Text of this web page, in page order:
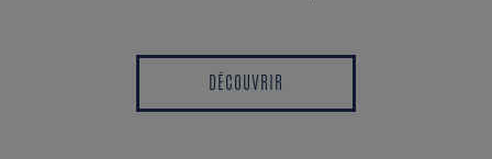
DÉCOUVRIR
DÉCOUVRIR